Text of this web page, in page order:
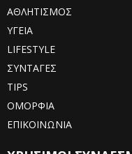
ΑΘΛΗΤΙΣΜΟΣ
ΥΓΕΙΑ
LIFESTYLE
ΣΥΝΤΑΓΕΣ
TIPS
ΟΜΟΡΦΙΑ
ΕΠΙΚΟΙΝΩΝΙΑ